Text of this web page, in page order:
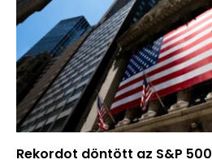
Rekordot döntött az S&P 500